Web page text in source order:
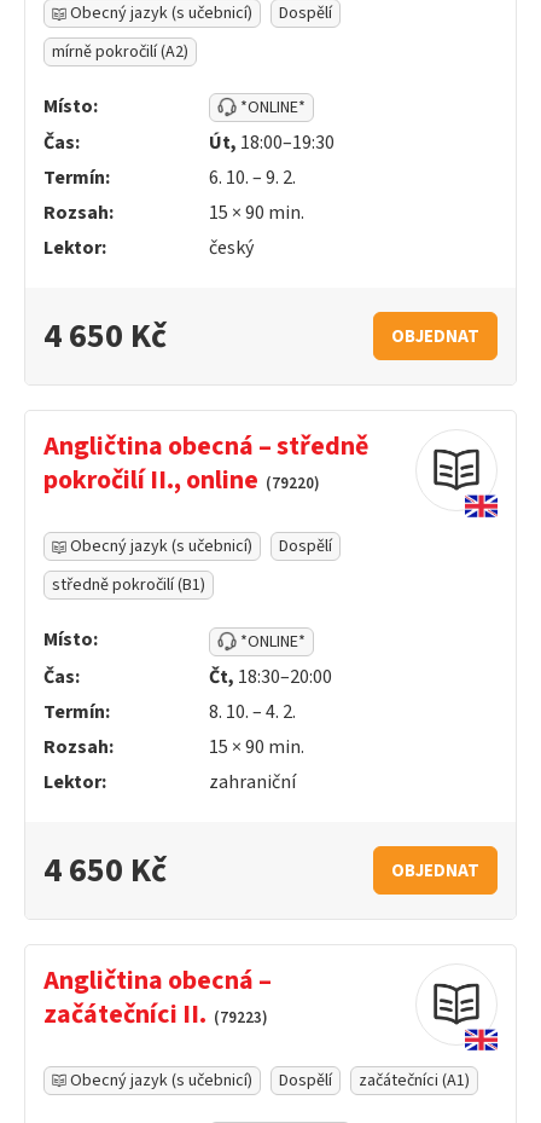
Obecný jazyk (s učebnicí)
Dospělí
mírně pokročilí (A2)
Místo: *ONLINE*
Čas: Út, 18:00–19:30
Termín:
6. 10. – 9. 2.
Rozsah:
15 ×90 min.
Lektor:
český
4 650 Kč OBJEDNAT
Angličtina obecná – středně
pokročilí II., online (79220)
Obecný jazyk (s učebnicí)
Dospělí
středně pokročilí (B1)
Místo: *ONLINE*
Čas: Čt, 18:30–20:00
Termín:
8. 10. – 4. 2.
Rozsah:
15 ×90 min.
Lektor:
zahraniční
4 650 Kč OBJEDNAT
Angličtina obecná –
začátečníci II. (79223)
Obecný jazyk (s učebnicí) Dospělí začátečníci (A1)